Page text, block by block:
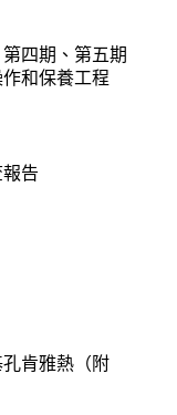
四期、第五期
和保養工程
告
肯雅熱（附